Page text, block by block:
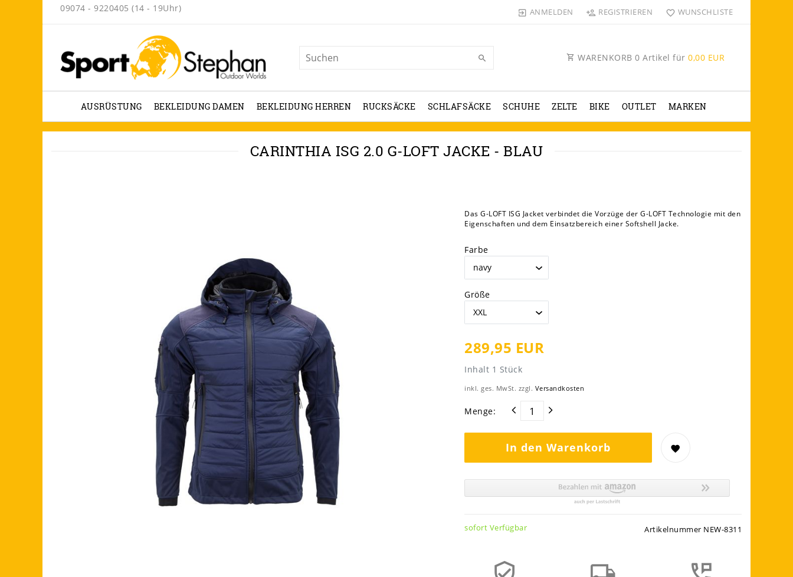
09074 - 9220405 (14 - 19Uhr) ANMELDEN REGISTRIEREN WUNSCHLISTE
WARENKORB 0 Artikel für 0,00 EUR
AUSRÜSTUNG BEKLEIDUNG DAMEN BEKLEIDUNG HERREN RUCKSÄCKE SCHLAFSÄCKE SCHUHE ZELTE BIKE OUTLET MARKEN
CARINTHIA ISG 2.0 G-LOFT JACKE - BLAU
Das G-LOFT ISG Jacket verbindet die Vorzüge der G-LOFT Technologie mit den
Eigenschaften und dem Einsatzbereich einer Softshell Jacke.
Farbe
Größe
289,95 EUR
Inhalt 1 Stück
inkl. ges. MwSt. zzgl. Versandkosten
Menge:
In den Warenkorb
sofort Verfügbar Artikelnummer NEW-8311